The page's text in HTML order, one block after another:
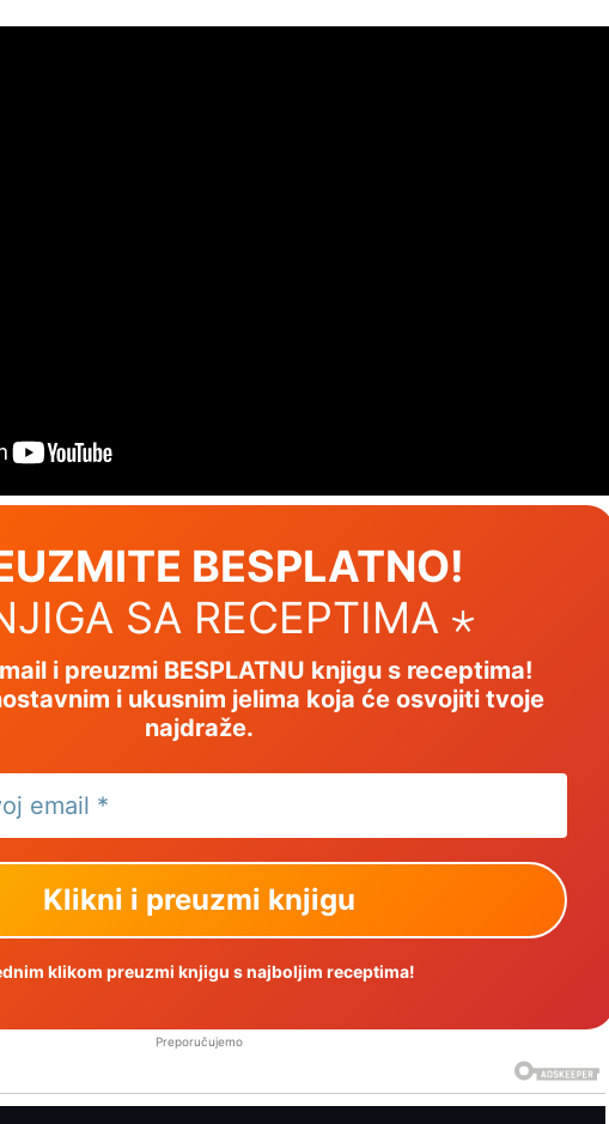
BESPLATNO!
SA RECEPTIMA ⋆
i preuzmi BESPLATNU knjigu s receptima!
i ukusnim jelima koja će osvojiti tvoje
najdraže.
klikom preuzmi knjigu s najboljim receptima!
Preporučujemo